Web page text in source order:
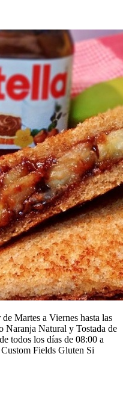
Martes a Viernes hasta las
Naranja Natural y Tostada de
todos los días de 08:00 a
Fields Gluten Si